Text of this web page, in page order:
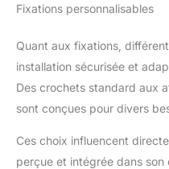
Fixations personnalisables
Quant aux fixations,
installation sécurisée et
Des crochets standard aux
sont conçues pour divers
Ces choix influencent
perçue et intégrée dans son